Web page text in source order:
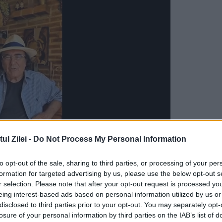
Zilei - Do Not Process My Personal Information
opt-out of the sale, sharing to third parties, or processing of your
for targeted advertising by us, please use the below opt-out
selection. Please note that after your opt-out request is processed
interest-based ads based on personal information utilized by us
to third parties prior to your opt-out. You may separately
of your personal information by third parties on the IAB’s list of
de români, în anii care au urmat,
unor venituri mai mari sau pur şi simplu